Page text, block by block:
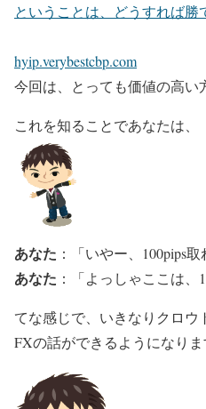
ということは、どうすれば勝
hyip.verybestcbp.com
今回は、とっても価値の高い
これを知ることであなたは、
あなた ：「いやー、100pips取
あなた ：「よっしゃここは、
てな感じで、いきなりクロウ
FXの話ができるようになりま